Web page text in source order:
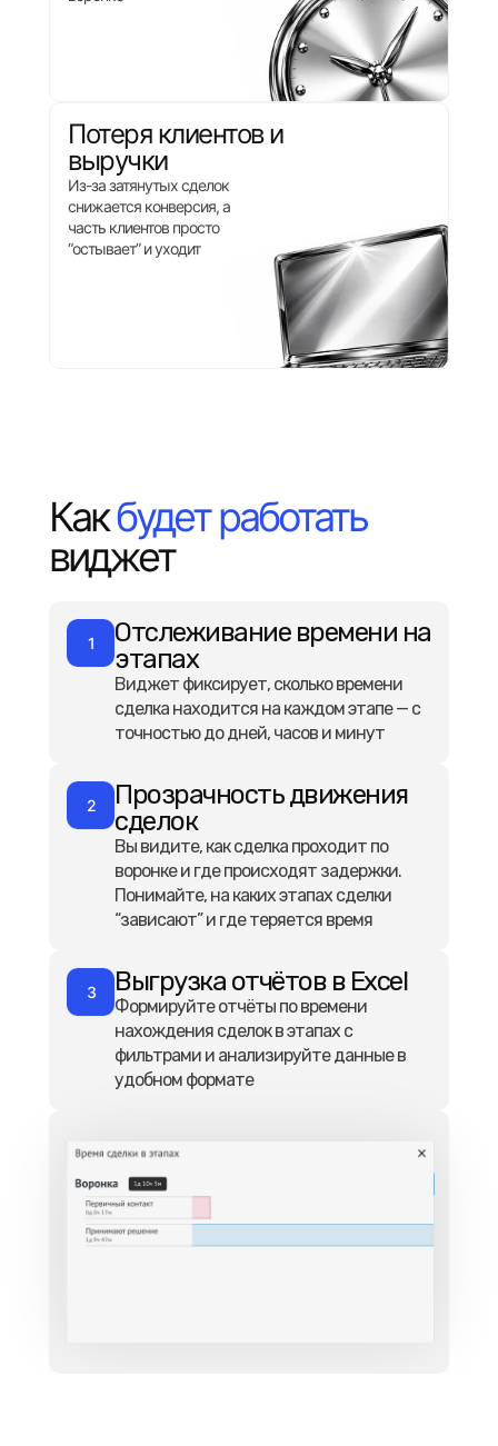
Потеря клиентов и
выручки
Из-за затянутых сделок
снижается конверсия, а
часть клиентов просто
“остывает” и уходит
Какбудет работать
виджет
1
Отслеживание времени на
этапах
Виджет фиксирует, сколько времени
сделка находится на каждом этапе — с
точностью до дней, часов и минут
2
Прозрачность движения
сделок
Вы видите, как сделка проходит по
воронке и где происходят задержки.
Понимайте, на каких этапах сделки
“зависают” и где теряется время
3 Выгрузка отчётов в Excel
Формируйте отчёты по времени
нахождения сделок в этапах с
фильтрами и анализируйте данные в
удобном формате